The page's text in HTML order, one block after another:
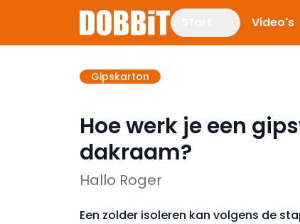
Video's
Gipskarton
Hoe werk je een
dakraam?
Hallo Roger
Een zolder isoleren kan volgens de